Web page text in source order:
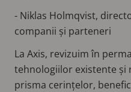
- Niklas Holmqvist,
companii și parteneri
La Axis, revizuim în
tehnologiilor existente și
prisma cerințelor,